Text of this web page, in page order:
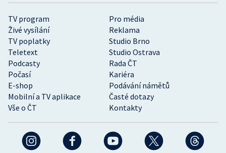
TV program
Pro média
Živé vysílání
Reklama
TV poplatky
Studio Brno
Teletext
Studio Ostrava
Podcasty
Rada ČT
Počasí
Kariéra
E-shop
Podávání námětů
Mobilní a TV aplikace
Časté dotazy
Vše o ČT
Kontakty